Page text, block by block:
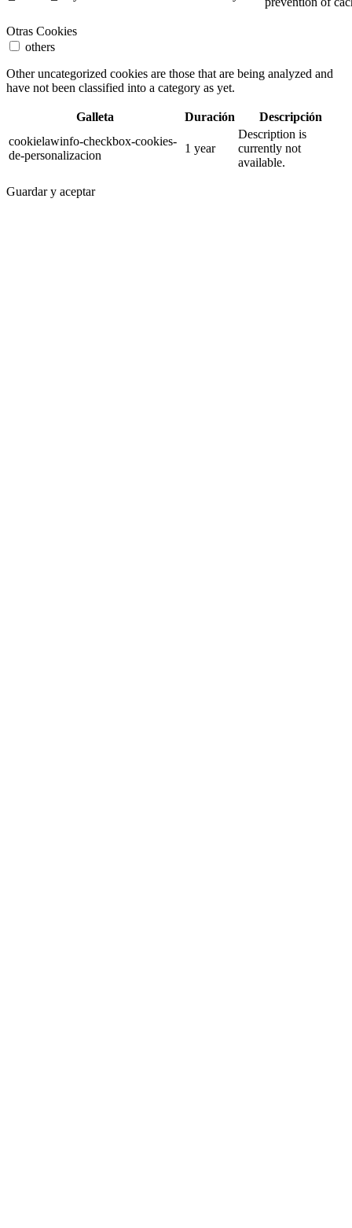
Otras Cookies
others
Other uncategorized cookies are those that are being analyzed and
have not been classified into a category as yet.
Galleta Duración
Descripción
cookielawinfo-checkbox-cookies-
de-personalizacion
1 year
Description is
currently not
available.
Guardar y aceptar